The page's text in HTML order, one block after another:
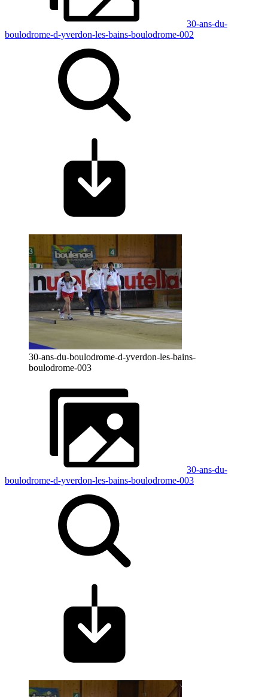
30-ans-du-
boulodrome-d-yverdon-les-bains-boulodrome-002
30-ans-du-boulodrome-d-yverdon-les-bains-
boulodrome-003
30-ans-du-
boulodrome-d-yverdon-les-bains-boulodrome-003